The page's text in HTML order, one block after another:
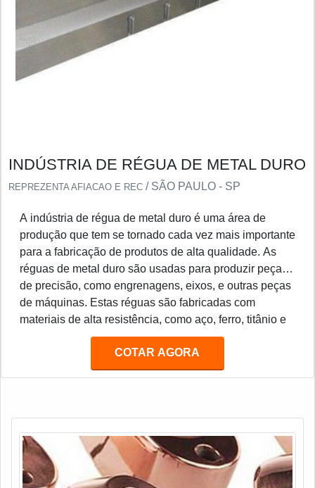
INDÚSTRIA DE RÉGUA DE METAL DURO
REPREZENTA AFIACAO E REC / SÃO PAULO - SP
A indústria de régua de metal duro é uma área de
produção que tem se tornado cada vez mais importante
para a fabricação de produtos de alta qualidade. As
réguas de metal duro são usadas para produzir peças
de precisão, como engrenagens, eixos, e outras peças
de máquinas. Estas réguas são fabricadas com
materiais de alta resistência, como aço, ferro, titânio e
outros metais duros. Estes materiais são resistentes ao
desgaste e à corrosão, o que torna as réguas de metal
duro ideais para a produção de peças de precisão.
necessidade de manutenção.
COTAR AGORA